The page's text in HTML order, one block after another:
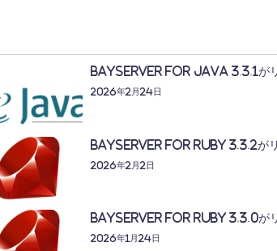
BayServer for Java 3.3.1がリ
2026年2月24日
BayServer for Ruby 3.3.2がリ
2026年2月2日
BayServer for Ruby 3.3.0がリ
2026年1月24日